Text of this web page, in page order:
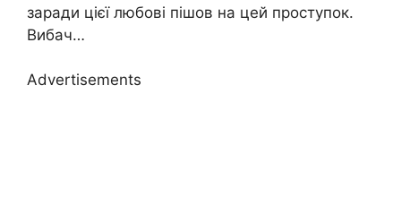
заради цієї любові пішов на цей проступок.
Вибaч…
Advertisements